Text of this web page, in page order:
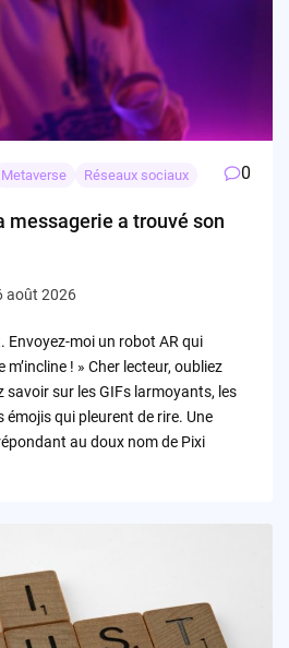
Metaverse Réseaux sociaux 0
messagerie a trouvé son
août 2026
Envoyez-moi un robot AR qui
! » Cher lecteur, oubliez
savoir sur les GIFs larmoyants, les
émojis qui pleurent de rire. Une
au doux nom de Pixi